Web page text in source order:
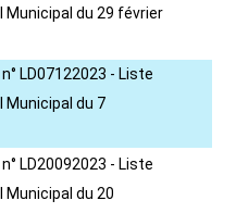
Municipal du 29 février
LD07122023 - Liste
Municipal du 7
LD20092023 - Liste
Municipal du 20